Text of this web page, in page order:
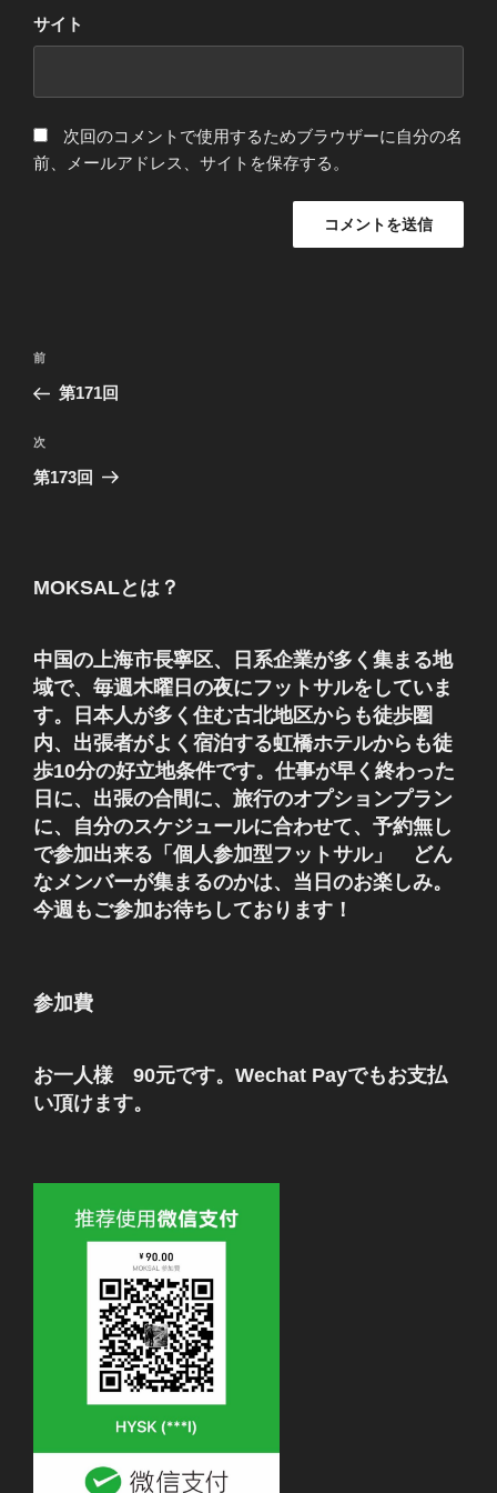
サイト
次回のコメントで使用するためブラウザーに自分の名
前、メールアドレス、サイトを保存する。
投
ナ
ビ
ゲ
ン
前
の
稿
前
第171回
次
の
次
第173回
MOKSALとは？
中国の上海市長寧区、日系企業が多く集まる地
域で、毎週木曜日の夜にフットサルをしていま
す。日本人が多く住む古北地区からも徒歩圏
内、出張者がよく宿泊する虹橋ホテルからも徒
歩10分の好立地条件です。仕事が早く終わった
日に、出張の合間に、旅行のオプションプラン
に、自分のスケジュールに合わせて、予約無し
で参加出来る「個人参加型フットサル」 どん
なメンバーが集まるのかは、当日のお楽しみ。
今週もご参加お待ちしております！
参加費
お一人様 90元です。Wechat Payでもお支払
い頂けます。